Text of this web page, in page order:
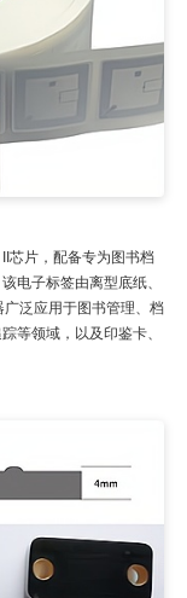
芯片，配备专为图书档
电子标签由离型底纸、
泛应用于图书管理、档
等领域，以及印鉴卡、